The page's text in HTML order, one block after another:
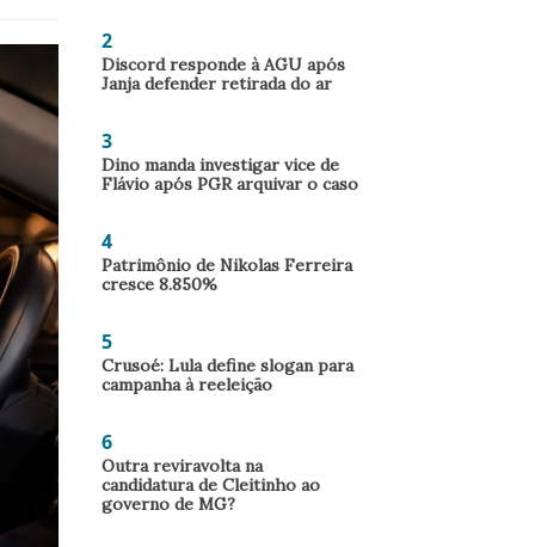
2
Discord responde à AGU após
Janja defender retirada do ar
3
Dino manda investigar vice de
Flávio após PGR arquivar o caso
4
Patrimônio de Nikolas Ferreira
cresce 8.850%
5
Crusoé: Lula define slogan para
campanha à reeleição
6
Outra reviravolta na
candidatura de Cleitinho ao
governo de MG?